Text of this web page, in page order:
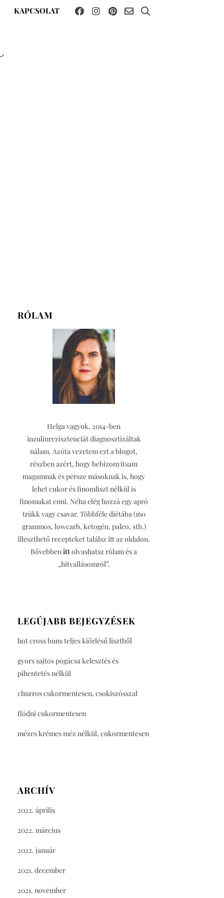
KAPCSOLAT
RÓLAM
Helga vagyok, 2014-ben
inzulinrezisztenciát diagnosztizáltak
nálam. Azóta vezetem ezt a blogot,
részben azért, hogy bebizonyítsam
magamnak és persze másoknak is, hogy
lehet cukor és finomliszt nélkül is
finomakat enni. Néha elég hozzá egy apró
trükk vagy csavar. Többféle diétába (160
grammos, lowcarb, ketogén, paleo, stb.)
illeszthető recepteket találsz itt az oldalon.
Bővebbenittolvashatsz rólam és a
„hitvallásomról”.
LEGÚJABB BEJEGYZÉSEK
hot cross buns teljes kiőrlésű lisztből
gyors sajtos pogácsa kelesztés és
pihentetés nélkül
churros cukormentesen, csokiszósszal
flódni cukormentesen
mézes krémes méz nélkül, cukormentesen
ARCHÍV
2022. április
2022. március
2022. január
2021. december
2021. november